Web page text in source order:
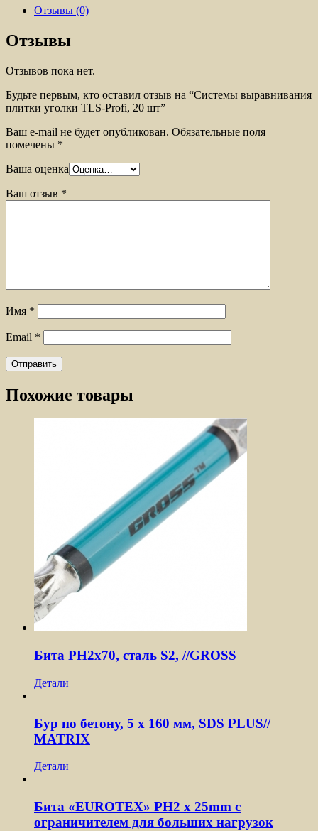
Отзывы (0)
Отзывы
Отзывов пока нет.
Будьте первым, кто оставил отзыв на “Системы выравнивания
плитки уголки TLS-Profi, 20 шт”
Ваш e-mail не будет опубликован. Обязательные поля
помечены *
Ваша оценка
Ваш отзыв *
Имя *
Email *
Похожие товары
Бита PH2х70, сталь S2, //GROSS
Детали
Бур по бетону, 5 x 160 мм, SDS PLUS//
MATRIX
Детали
Бита «EUROTEX» PH2 х 25mm с
ограничителем для больших нагрузок